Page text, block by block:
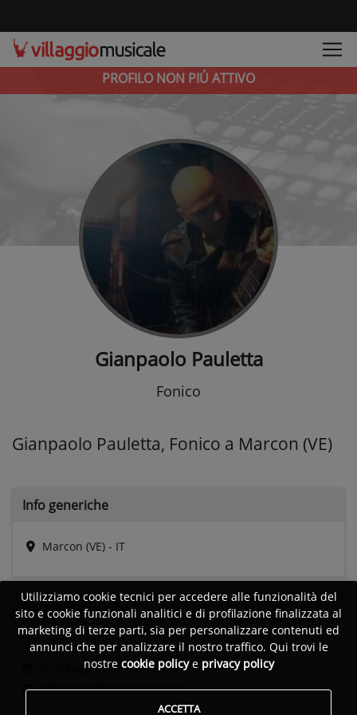
PROFILO NON PIÚ ATTIVO
Gianpaolo Pauletta
Fonico
Gianpaolo Pauletta, Fonico a Marcon (VE)
Info generiche
Marcon (VE) - IT
Date eStatistiche
Ultimo accesso:Non disponibile
Su Villaggio dal: 22/09/2017
Ultima modifica: 13/10/2021
Utilizziamo cookie tecnici per accedere alle funzionalità del
sito e cookie funzionali analitici e di profilazione finalizzata al
marketing di terze parti, sia per personalizzare contenuti ed
annunci che per analizzare il nostro traffico. Qui trovi le
nostre cookie policye privacy policy
ACCETTA